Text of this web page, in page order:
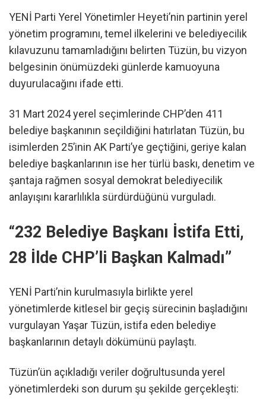
YENİ Parti Yerel Yönetimler Heyeti’nin partinin yerel
yönetim programını, temel ilkelerini ve belediyecilik
kılavuzunu tamamladığını belirten Tüzün, bu vizyon
belgesinin önümüzdeki günlerde kamuoyuna
duyurulacağını ifade etti.
31 Mart 2024 yerel seçimlerinde CHP’den 411
belediye başkanının seçildiğini hatırlatan Tüzün, bu
isimlerden 25’inin AK Parti’ye geçtiğini, geriye kalan
belediye başkanlarının ise her türlü baskı, denetim ve
şantaja rağmen sosyal demokrat belediyecilik
anlayışını kararlılıkla sürdürdüğünü vurguladı.
“232 Belediye Başkanı İstifa Etti,
28 İlde CHP’li Başkan Kalmadı”
YENİ Parti’nin kurulmasıyla birlikte yerel
yönetimlerde kitlesel bir geçiş sürecinin başladığını
vurgulayan Yaşar Tüzün, istifa eden belediye
başkanlarının detaylı dökümünü paylaştı.
Tüzün’ün açıkladığı veriler doğrultusunda yerel
yönetimlerdeki son durum şu şekilde gerçekleşti: